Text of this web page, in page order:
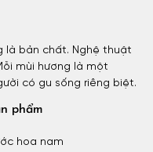
bản chất. Nghệ thuật
mùi hương là một
có gu sống riêng biệt.
phẩm
hoa nam